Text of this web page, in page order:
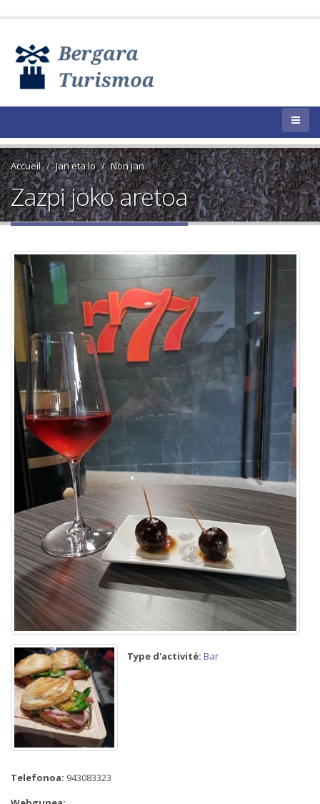
Accueil Jan eta lo Non jan
Zazpi joko aretoa
Type d'activité: Bar
Telefonoa: 943083323